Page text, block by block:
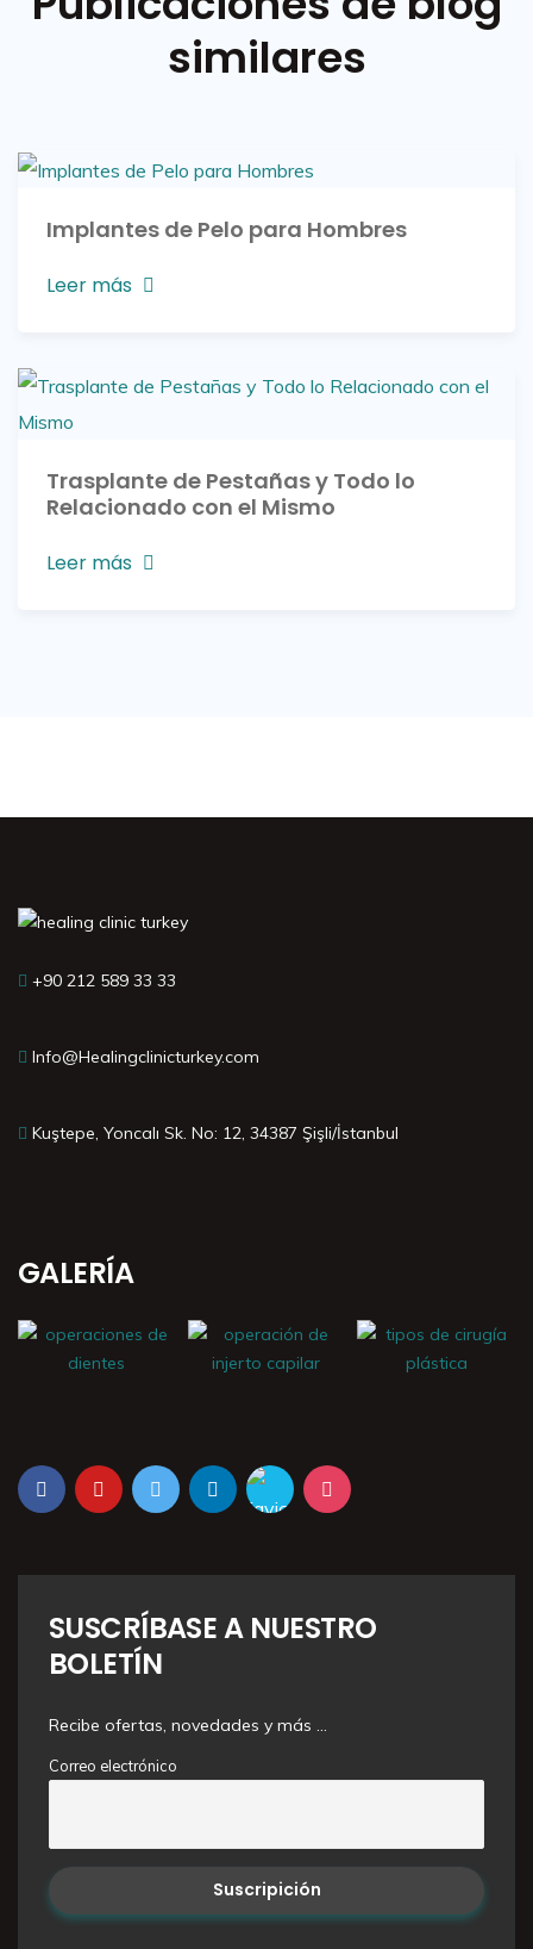
similares
Implantes de Pelo para Hombres
Leer más
Trasplante de Pestañas y Todo lo
Relacionado con el Mismo
Leer más
+90 212 589 33 33
Info@Healingclinicturkey.com
Kuştepe, Yoncalı Sk. No: 12, 34387 Şişli/İstanbul
GALERÍA
SUSCRÍBASE A NUESTRO
BOLETÍN
Recibe ofertas, novedades y más …
Correo electrónico